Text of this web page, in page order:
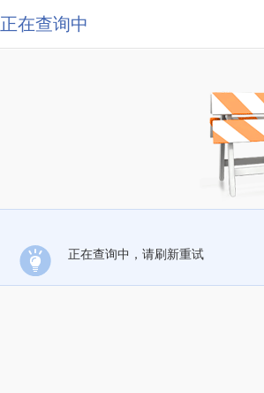
正在查询中
正在查询中，请刷新重试